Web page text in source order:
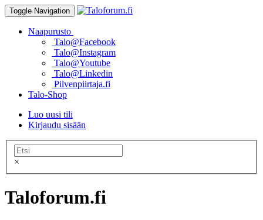
Toggle Navigation
Naapurusto
Talo@Facebook
Talo@Instagram
Talo@Youtube
Talo@Linkedin
Pilvenpiirtaja.fi
Talo-Shop
Luo uusi tili
Kirjaudu sisään
×
Taloforum.fi